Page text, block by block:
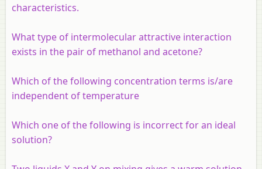
characteristics.
What type of intermolecular attractive interaction
exists in the pair of methanol and acetone?
Which of the following concentration terms is/are
independent of temperature
Which one of the following is incorrect for an ideal
solution?